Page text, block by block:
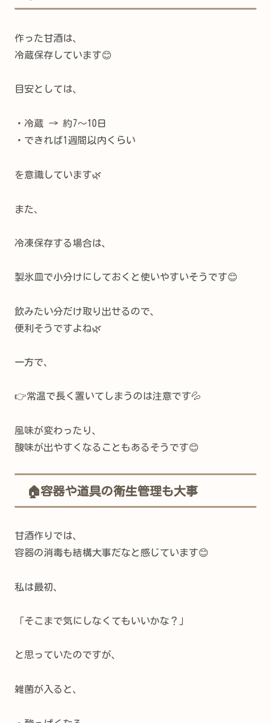
作った甘酒は、
冷蔵保存しています😊
目安としては、
・冷蔵 → 約7〜10日
・できれば1週間以内くらい
を意識しています🌿
また、
冷凍保存する場合は、
製氷皿で小分けにしておくと使いやすいそうです😊
飲みたい分だけ取り出せるので、
便利そうですよね🌿
一方で、
👉常温で長く置いてしまうのは注意です💦
風味が変わったり、
酸味が出やすくなることもあるそうです😊
🏠容器や道具の衛生管理も大事
甘酒作りでは、
容器の消毒も結構大事だなと感じています😊
私は最初、
「そこまで気にしなくてもいいかな？」
と思っていたのですが、
雑菌が入ると、